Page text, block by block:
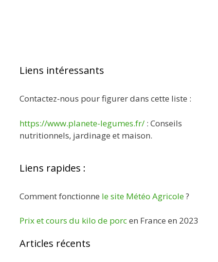
Liens intéressants
Contactez-nous pour figurer dans cette liste :
https://www.planete-legumes.fr/ : Conseils
nutritionnels, jardinage et maison.
Liens rapides :
Comment fonctionne le site Météo Agricole?
Prix et cours du kilo de porcen France en 2023
Articles récents